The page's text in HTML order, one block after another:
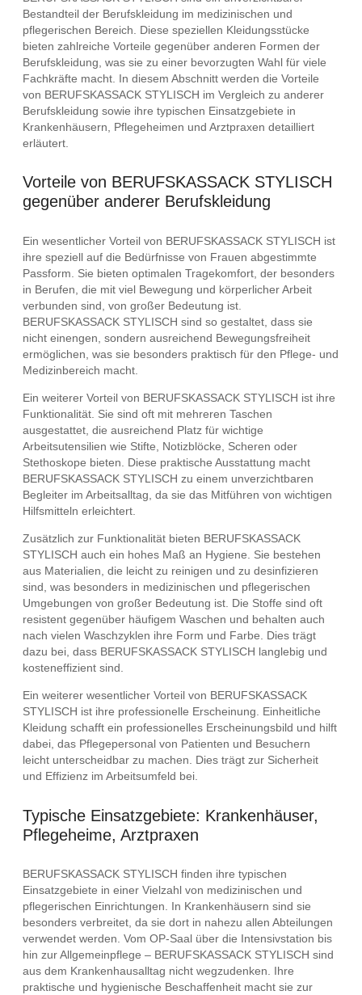
Bestandteil der Berufskleidung im medizinischen und
pflegerischen Bereich. Diese speziellen Kleidungsstücke
bieten zahlreiche Vorteile gegenüber anderen Formen der
Berufskleidung, was sie zu einer bevorzugten Wahl für viele
Fachkräfte macht. In diesem Abschnitt werden die Vorteile
von BERUFSKASSACK STYLISCH im Vergleich zu anderer
Berufskleidung sowie ihre typischen Einsatzgebiete in
Krankenhäusern, Pflegeheimen und Arztpraxen detailliert
erläutert.
Vorteile von BERUFSKASSACK STYLISCH
gegenüber anderer Berufskleidung
Ein wesentlicher Vorteil von BERUFSKASSACK STYLISCH ist
ihre speziell auf die Bedürfnisse von Frauen abgestimmte
Passform. Sie bieten optimalen Tragekomfort, der besonders
in Berufen, die mit viel Bewegung und körperlicher Arbeit
verbunden sind, von großer Bedeutung ist.
BERUFSKASSACK STYLISCH sind so gestaltet, dass sie
nicht einengen, sondern ausreichend Bewegungsfreiheit
ermöglichen, was sie besonders praktisch für den Pflege- und
Medizinbereich macht.
Ein weiterer Vorteil von BERUFSKASSACK STYLISCH ist ihre
Funktionalität. Sie sind oft mit mehreren Taschen
ausgestattet, die ausreichend Platz für wichtige
Arbeitsutensilien wie Stifte, Notizblöcke, Scheren oder
Stethoskope bieten. Diese praktische Ausstattung macht
BERUFSKASSACK STYLISCH zu einem unverzichtbaren
Begleiter im Arbeitsalltag, da sie das Mitführen von wichtigen
Hilfsmitteln erleichtert.
Zusätzlich zur Funktionalität bieten BERUFSKASSACK
STYLISCH auch ein hohes Maß an Hygiene. Sie bestehen
aus Materialien, die leicht zu reinigen und zu desinfizieren
sind, was besonders in medizinischen und pflegerischen
Umgebungen von großer Bedeutung ist. Die Stoffe sind oft
resistent gegenüber häufigem Waschen und behalten auch
nach vielen Waschzyklen ihre Form und Farbe. Dies trägt
dazu bei, dass BERUFSKASSACK STYLISCH langlebig und
kosteneffizient sind.
Ein weiterer wesentlicher Vorteil von BERUFSKASSACK
STYLISCH ist ihre professionelle Erscheinung. Einheitliche
Kleidung schafft ein professionelles Erscheinungsbild und hilft
dabei, das Pflegepersonal von Patienten und Besuchern
leicht unterscheidbar zu machen. Dies trägt zur Sicherheit
und Effizienz im Arbeitsumfeld bei.
Typische Einsatzgebiete: Krankenhäuser,
Pflegeheime, Arztpraxen
BERUFSKASSACK STYLISCH finden ihre typischen
Einsatzgebiete in einer Vielzahl von medizinischen und
pflegerischen Einrichtungen. In Krankenhäusern sind sie
besonders verbreitet, da sie dort in nahezu allen Abteilungen
verwendet werden. Vom OP-Saal über die Intensivstation bis
hin zur Allgemeinpflege – BERUFSKASSACK STYLISCH sind
aus dem Krankenhausalltag nicht wegzudenken. Ihre
praktische und hygienische Beschaffenheit macht sie zur